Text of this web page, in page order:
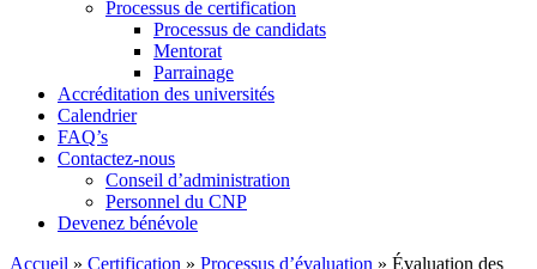
Processus de certification
Processus de candidats
Mentorat
Parrainage
Accréditation des universités
Calendrier
FAQ’s
Contactez-nous
Conseil d’administration
Personnel du CNP
Devenez bénévole
Accueil » Certification » Processus d’évaluation » Évaluation des